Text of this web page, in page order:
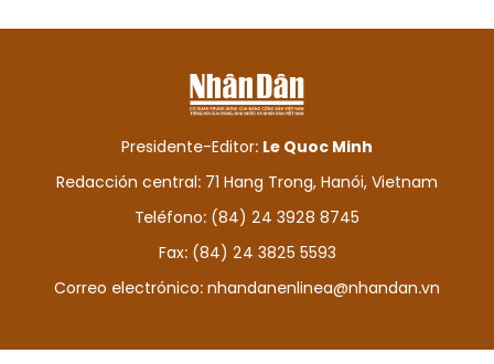
Presidente-Editor: Le Quoc Minh
Redacción central: 71 Hang Trong, Hanói, Vietnam
Teléfono: (84) 24 3928 8745
Fax: (84) 24 3825 5593
Correo electrónico: nhandanenlinea@nhandan.vn